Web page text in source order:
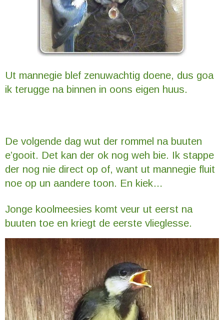
Ut mannegie blef zenuwachtig doene, dus goa
ik terugge na binnen in oons eigen huus.
De volgende dag wut der rommel na buuten
e’gooit. Det kan der ok nog weh bie. Ik stappe
der nog nie direct op of, want ut mannegie fluit
noe op un aandere toon. En kiek…
Jonge koolmeesies komt veur ut eerst na
buuten toe en kriegt de eerste vlieglesse.